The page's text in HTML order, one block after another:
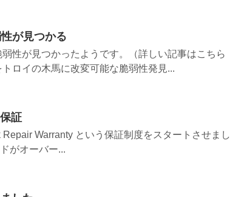
が見つかる
性が見つかったようです。（詳しい記事はこちら
トロイの木馬に改変可能な脆弱性発見...
証
Warranty という保証制度をスタートさせまし
がオーバー...